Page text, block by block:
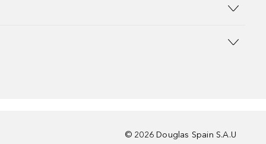
© 2026 Douglas Spain S.A.U